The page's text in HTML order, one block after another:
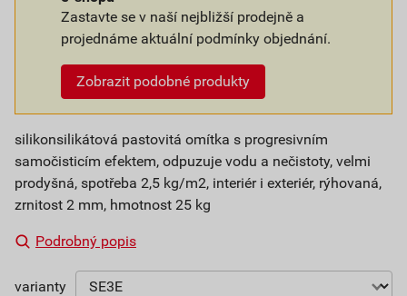
Zastavte se v naší nejbližší prodejně a
projednáme aktuální podmínky objednání.
Zobrazit podobné produkty
silikonsilikátová pastovitá omítka s progresivním
samočisticím efektem, odpuzuje vodu a nečistoty, velmi
prodyšná, spotřeba 2,5 kg/m2, interiér i exteriér, rýhovaná,
zrnitost 2 mm, hmotnost 25 kg
Podrobný popis
varianty